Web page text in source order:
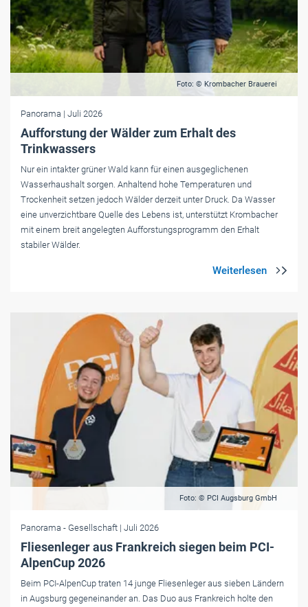
Foto: © Krombacher Brauerei
Panorama | Juli 2026
Aufforstung der Wälder zum Erhalt des
Trinkwassers
Nur ein intakter grüner Wald kann für einen ausgeglichenen
Wasserhaushalt sorgen. Anhaltend hohe Temperaturen und
Trockenheit setzen jedoch Wälder derzeit unter Druck. Da Wasser
eine unverzichtbare Quelle des Lebens ist, unterstützt Krombacher
mit einem breit angelegten Aufforstungsprogramm den Erhalt
stabiler Wälder.
Foto: © PCI Augsburg GmbH
Panorama - Gesellschaft | Juli 2026
Fliesenleger aus Frankreich siegen beim PCI-
AlpenCup 2026
Beim PCI-AlpenCup traten 14 junge Fliesenleger aus sieben Ländern
in Augsburg gegeneinander an. Das Duo aus Frankreich holte den